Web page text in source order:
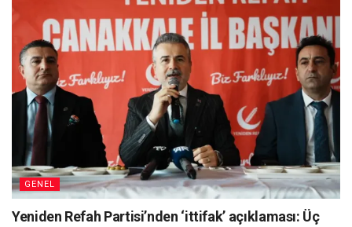
GENEL
Yeniden Refah Partisi’nden ‘ittifak’ açıklaması: Üç